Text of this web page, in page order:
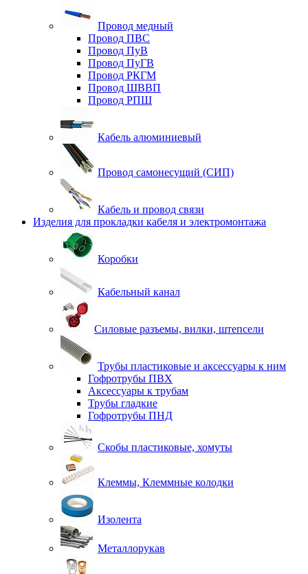
Провод медный
Провод ПВС
Провод ПуВ
Провод ПуГВ
Провод РКГМ
Провод ШВВП
Провод РПШ
Кабель алюминиевый
Провод самонесущий (СИП)
Кабель и провод связи
Изделия для прокладки кабеля и электромонтажа
Коробки
Кабельный канал
Силовые разъемы, вилки, штепсели
Трубы пластиковые и аксессуары к ним
Гофротрубы ПВХ
Аксессуары к трубам
Трубы гладкие
Гофротрубы ПНД
Скобы пластиковые, хомуты
Клеммы, Клеммные колодки
Изолента
Металлорукав